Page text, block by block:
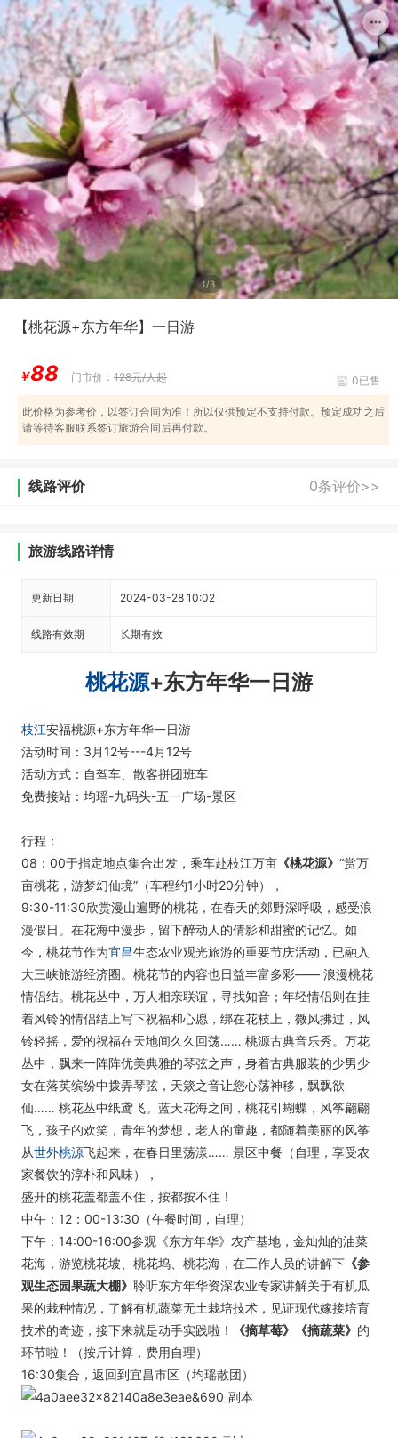
1/3
【桃花源+东方年华】一日游
￥88 门市价： 128元/人起 0已售
此价格为参考价，以签订合同为准！所以仅供预定不支持付款。预定成功之后
请等待客服联系签订旅游合同后再付款。
线路评价 0条评价>>
旅游线路详情
更新日期 2024-03-28 10:02
线路有效期 长期有效
桃花源+东方年华一日游
枝江安福桃源+东方年华一日游
活动时间：3月12号---4月12号
活动方式：自驾车、散客拼团班车
免费接站：均瑶-九码头-五一广场-景区
行程：
08：00于指定地点集合出发，乘车赴枝江万亩 《桃花源》 “赏万
亩桃花，游梦幻仙境”（车程约1小时20分钟），
9:30-11:30欣赏漫山遍野的桃花，在春天的郊野深呼吸，感受浪
漫假日。在花海中漫步，留下醉动人的倩影和甜蜜的记忆。如
今，桃花节作为宜昌生态农业观光旅游的重要节庆活动，已融入
大三峡旅游经济圈。桃花节的内容也日益丰富多彩—— 浪漫桃花
情侣结。桃花丛中，万人相亲联谊，寻找知音；年轻情侣则在挂
着风铃的情侣结上写下祝福和心愿，绑在花枝上，微风拂过，风
铃轻摇，爱的祝福在天地间久久回荡…… 桃源古典音乐秀。万花
丛中，飘来一阵阵优美典雅的琴弦之声，身着古典服装的少男少
女在落英缤纷中拨弄琴弦，天簌之音让您心荡神移，飘飘欲
仙…… 桃花丛中纸鸢飞。蓝天花海之间，桃花引蝴蝶，风筝翩翩
飞，孩子的欢笑，青年的梦想，老人的童趣，都随着美丽的风筝
从世外桃源飞起来，在春日里荡漾…… 景区中餐（自理，享受农
家餐饮的淳朴和风味），
盛开的桃花盖都盖不住，按都按不住！
中午：12：00-13:30（午餐时间，自理）
下午：14:00-16:00参观《东方年华》农产基地，金灿灿的油菜
花海，游览桃花坡、桃花坞、桃花海，在工作人员的讲解下 《参
观生态园果蔬大棚》 聆听东方年华资深农业专家讲解关于有机瓜
果的栽种情况，了解有机蔬菜无土栽培技术，见证现代嫁接培育
技术的奇迹，接下来就是动手实践啦！
《摘草莓》 《摘蔬菜》 的
环节啦！（按斤计算，费用自理）
16:30集合，返回到宜昌市区（均瑶散团）